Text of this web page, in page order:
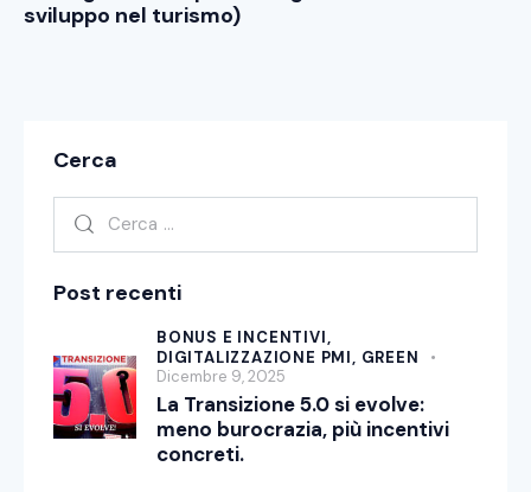
sviluppo nel turismo)
Cerca
Post recenti
BONUS E INCENTIVI,
DIGITALIZZAZIONE PMI, GREEN
Dicembre 9, 2025
La Transizione 5.0 si evolve:
meno burocrazia, più incentivi
concreti.